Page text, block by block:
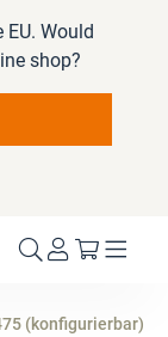
Would
shop?
Mein
(konfigurierbar)